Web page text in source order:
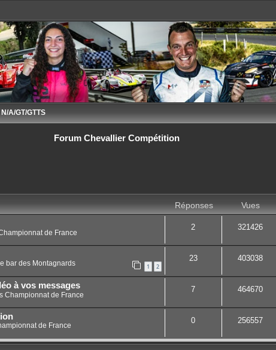
A/GT/GTTS
Forum Chevallier Compétition
Réponses Vues
de France
2 321426
bar des Montagnards 1 2
23 403038
à vos messages
Championnat de France
7 464670
de France
0 256557